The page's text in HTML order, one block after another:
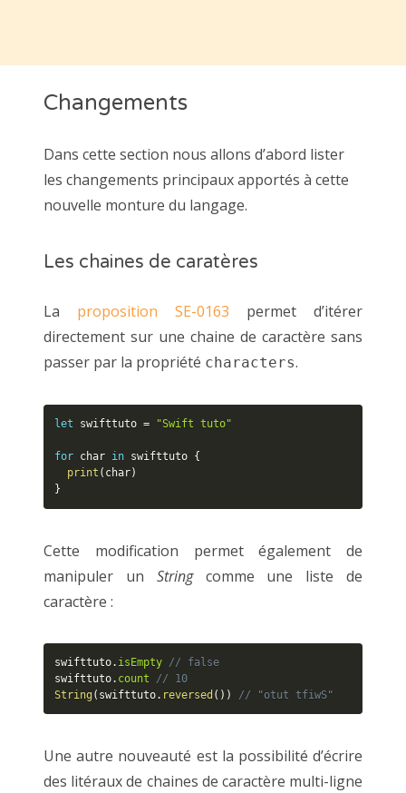
Changements
Dans cette section nous allons d’abord lister
les changements principaux apportés à cette
nouvelle monture du langage.
Les chaines de caratères
La proposition SE-0163 permet d’itérer
directement sur une chaine de caractère sans
passer par la propriété characters.
let swifttuto = "Swift tuto"
for char in swifttuto {
print ( char)
}
Cette modification permet également de
manipuler un Stringcomme une liste de
caractère :
swifttuto. isEmpty // false
swifttuto. count // 10
String ( swifttuto. reversed ( ) ) // "otut tfiwS"
Une autre nouveauté est la possibilité d’écrire
des litéraux de chaines de caractère multi-ligne